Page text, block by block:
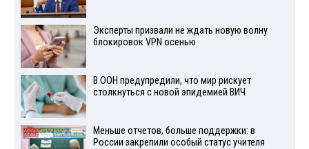
Эксперты призвали не ждать новую волну
блокировок VPN осенью
В ООН предупредили, что мир рискует
столкнуться с новой эпидемией ВИЧ
Меньше отчетов, больше поддержки: в
России закрепили особый статус учителя